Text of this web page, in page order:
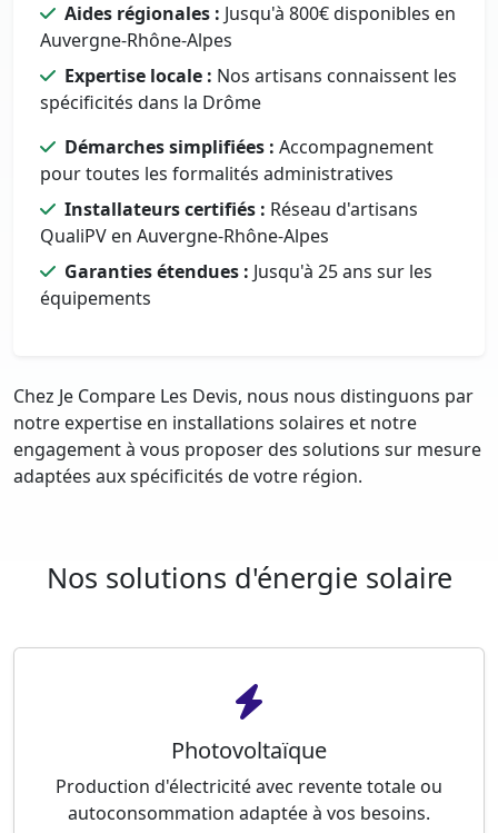
Aides régionales : Jusqu'à 800€ disponibles en
Auvergne-Rhône-Alpes
Expertise locale : Nos artisans connaissent les
spécificités dans la Drôme
Démarches simplifiées : Accompagnement
pour toutes les formalités administratives
Installateurs certifiés : Réseau d'artisans
QualiPV en Auvergne-Rhône-Alpes
Garanties étendues : Jusqu'à 25 ans sur les
équipements
Chez Je Compare Les Devis, nous nous distinguons par
notre expertise en installations solaires et notre
engagement à vous proposer des solutions sur mesure
adaptées aux spécificités de votre région.
Nos solutions d'énergie solaire
Photovoltaïque
Production d'électricité avec revente totale ou
autoconsommation adaptée à vos besoins.